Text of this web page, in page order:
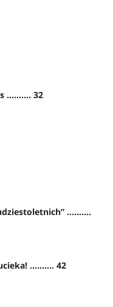
.......... 32
..........
.......... 42